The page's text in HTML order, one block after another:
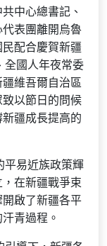
中心總書記、
表團離開烏魯
配合慶賀新疆
全國人年夜常委
維吾爾自治區
以節日的問候
疆成長提高的
平易近族政策輝
在新疆戰爭束
啟了新疆各平
青過程。